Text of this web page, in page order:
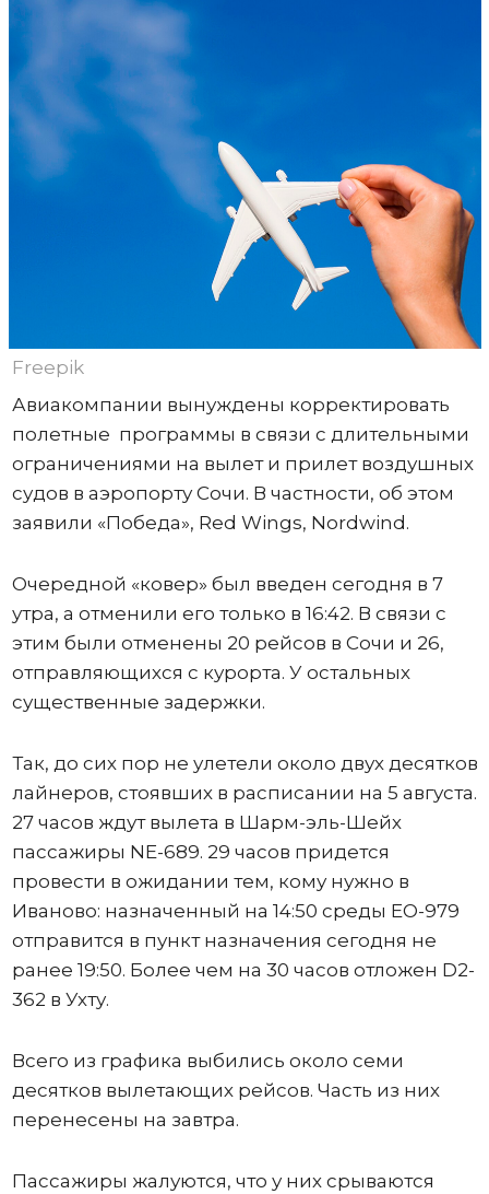
Freepik
Авиакомпании вынуждены корректировать
полетные программы в связи с длительными
ограничениями на вылет и прилет воздушных
судов в аэропорту Сочи. В частности, об этом
заявили «Победа», Red Wings, Nordwind.
Очередной «ковер» был введен сегодня в 7
утра, а отменили его только в 16:42. В связи с
этим были отменены 20 рейсов в Сочи и 26,
отправляющихся с курорта. У остальных
существенные задержки.
Так, до сих пор не улетели около двух десятков
лайнеров, стоявших в расписании на 5 августа.
27 часов ждут вылета в Шарм-эль-Шейх
пассажиры NE-689. 29 часов придется
провести в ожидании тем, кому нужно в
Иваново: назначенный на 14:50 среды ЕО-979
отправится в пункт назначения сегодня не
ранее 19:50. Более чем на 30 часов отложен D2-
362 в Ухту.
Всего из графика выбились около семи
десятков вылетающих рейсов. Часть из них
перенесены на завтра.
Пассажиры жалуются, что у них срываются